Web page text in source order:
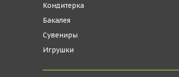
Кондитерка
Бакалея
Сувениры
Игрушки